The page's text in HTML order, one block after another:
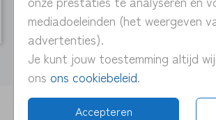
mediadoeleinden (het weergeven
advertenties).
Je kunt jouw toestemming altijd
ons ons cookiebeleid.
Accepteren